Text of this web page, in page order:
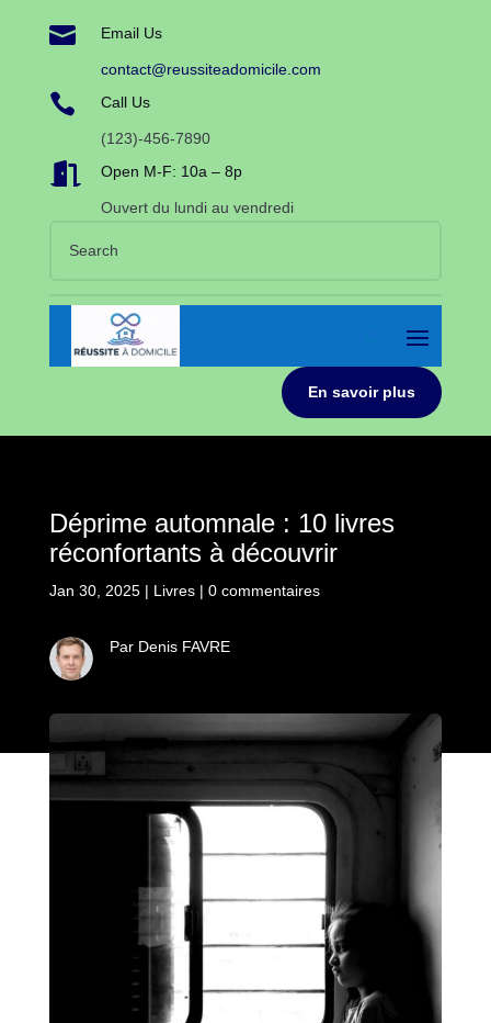
 Email Us
contact@reussiteadomicile.com
 Call Us
(123)-456-7890
 Open M-F: 10a – 8p
Ouvert du lundi au vendredi
En savoir plus
Déprime automnale : 10 livres
réconfortants à découvrir
Jan 30, 2025| Livres| 0 commentaires
Par Denis FAVRE